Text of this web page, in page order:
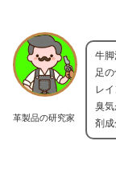
革製品の研究家
牛
足
レ
臭
剤成